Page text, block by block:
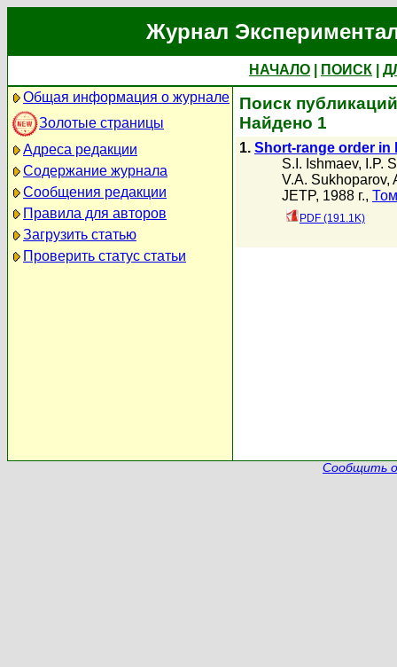
Журнал
НАЧАЛО ПОИСК
Общая информация о журнале
Золотые страницы
Адреса редакции
Содержание журнала
Сообщения редакции
Правила для авторов
Загрузить статью
Проверить статус статьи
Поиск
Найдено 1
1. Short-range order in
S.I. Ishmaev, I.P.
V.A. Sukhoparov,
JETP, 1988 г.,
PDF (191.1K)
Сообщить о